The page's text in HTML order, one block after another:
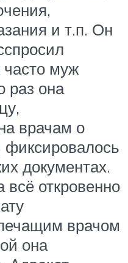
и т.п. Он
муж
раз она
врачам о
фиксировалось
документах.
всё откровенно
врачом
она